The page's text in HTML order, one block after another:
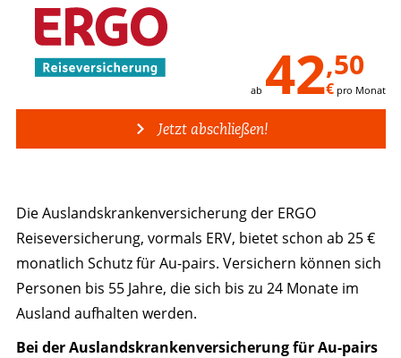
ab 42,50
€pro Monat
Jetzt abschließen!
Die Auslands­krankenversicherung der ERGO
Reiseversicherung, vormals ERV, bietet schon ab 25 €
monatlich Schutz für Au-pairs. Versichern können sich
Personen bis 55 Jahre, die sich bis zu 24 Monate im
Ausland aufhalten werden.
Bei der Auslandskrankenversicherung für Au-pairs